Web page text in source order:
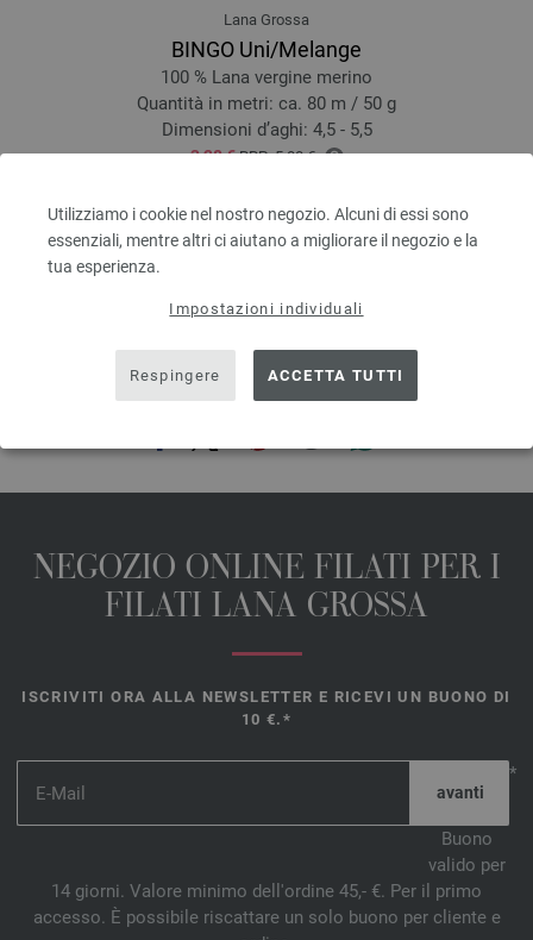
Utilizziamo i cookie nel nostro negozio. Alcuni di essi sono
essenziali, mentre altri ci aiutano a migliorare il negozio e la
tua esperienza.
Impostazioni individuali
Respingere ACCETTA TUTTI
Lana Grossa
BINGO Uni/Melange
100 % Lana vergine merino
Quantità in metri: ca. 80 m / 50 g
Dimensioni d’aghi: 4,5 - 5,5
3,28 €RRP:5,00 €
prev next
CONDIVIDI QUESTA PAGINA
NEGOZIO ONLINE FILATI PER I
FILATI LANA GROSSA
ISCRIVITI ORA ALLA NEWSLETTER E RICEVI UN BUONO DI
10 €.*
*
Buono
valido per
14 giorni. Valore minimo dell'ordine 45,- €. Per il primo
accesso. È possibile riscattare un solo buono per cliente e